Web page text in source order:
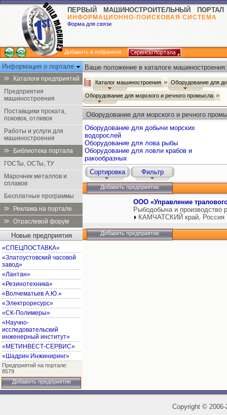
ПЕРВЫЙ МАШИНОСТРОИТЕЛЬНЫЙ ПОРТАЛ
ИНФОРМАЦИОННО-ПОИСКОВАЯ СИСТЕМА
Форма для связи
Добавить в избранное
Информация о портале
Каталоги предприятий
Предприятия
машиностроения
Поставщики проката,
поковок, отливок
Работы и услуги для
машиностроения
Библиотека портала
ГОСТы, ОСТы, ТУ
Марочник металлов и
сплавов
Бесплатные программы
Реклама на портале
Отраслевой форум
Новые предприятия
«СПЕЦПОСТАВКА»
«Златоустовский часовой
завод»
«Лантан»
«Резинотехника»
«Волчематьев А.Ю.»
«Электроресурс»
«СК-Полимеры»
«Научно-
исследовательский
инженерный институт»
«МЕТИНВЕСТ-СЕРВИС»
«Шадрин Инжиниринг»
Предприятий на портале:
8579
Добавить предприятие
Ваше положение в каталоге машиностроения:
Каталог машиностроения Оборудование для
Оборудование для морского и речного промысла
Оборудование для морского и речного
Оборудование для добычи морских
водорослей
Оборудование для лова рыбы
Оборудование для ловли крабов и
ракообразных
Сортировка
Фильтр
Добавить предприятие
ООО «Управление
Рыбодобыча и производство
КАМЧАТСКИЙ край, Россия
Добавить предприятие
Copyright ©